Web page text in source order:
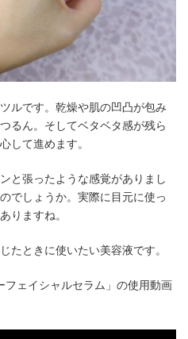
ルです。乾燥や肌の凹凸が包み
るん。そしてベタベタ感が残ら
して進めます。
と張ったような感覚がありまし
でしょうか。実際に目元に使っ
りますね。
たときに使いたい美容液です。
ェイシャルセラム」の使用動画